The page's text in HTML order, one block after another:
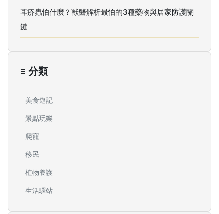
耳疥蟲怕什麼？獸醫解析最怕的3種藥物與居家防護關
鍵
≡ 分類
美食遊記
景點玩樂
爬寵
移民
植物養護
生活驛站